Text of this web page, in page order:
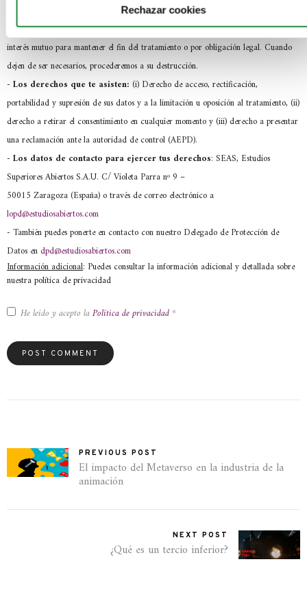
Rechazar cookies
La comunicación de los datos:No se comunicarán tus datos a terceros.
Los criterios de conservación de los datos:Se conservarán mientras exista
interés mutuo para mantener el fin del tratamiento o por obligación legal. Cuando
dejen de ser necesarios, procederemos a su destrucción.
- Los derechos que te asisten: (i) Derecho de acceso, rectificación,
portabilidad y supresión de sus datos y a la limitación u oposición al tratamiento, (ii)
derecho a retirar el consentimiento en cualquier momento y (iii) derecho a presentar
una reclamación ante la autoridad de control (AEPD).
- Los datos de contacto para ejercer tus derechos: SEAS, Estudios
Superiores Abiertos S.A.U. C/ Violeta Parra nº 9 –
50015 Zaragoza (España) o través de correo electrónico a
lopd@estudiosabiertos.com
- También puedes ponerte en contacto con nuestro Delegado de Protección de
Datos en dpd@estudiosabiertos.com
Información adicional: Puedes consultar la información adicional y detallada sobre
nuestra política de privacidad
He leído y acepto la Política de privacidad *
PREVIOUS POST
El impacto del Metaverso en la industria de la
animación
NEXT POST
¿Qué es un tercio inferior?